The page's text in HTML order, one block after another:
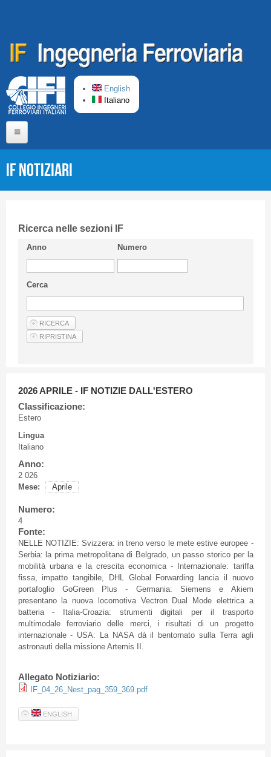
English
Italiano
CIFI in breve
Linee Guida
Privacy Policy
Articoli
IF Notiziari
Ricerca nelle sezioni IF
Anno Numero
Cerca
2026 APRILE - IF NOTIZIE DALL'ESTERO
Classificazione:
Estero
Lingua
Italiano
Anno:
2 026
Mese:
Aprile
Numero:
4
Fonte:
NELLE NOTIZIE: Svizzera: in treno verso le mete estive europee -
Serbia: la prima metropolitana di Belgrado, un passo storico per la
mobilità urbana e la crescita economica - Internazionale: tariffa
fissa, impatto tangibile, DHL Global Forwarding lancia il nuovo
portafoglio GoGreen Plus - Germania: Siemens e Akiem
presentano la nuova locomotiva Vectron Dual Mode elettrica a
batteria - Italia-Croazia: strumenti digitali per il trasporto
multimodale ferroviario delle merci, i risultati di un progetto
internazionale - USA: La NASA dà il bentornato sulla Terra agli
astronauti della missione Artemis II.
Allegato Notiziario:
IF_04_26_Nest_pag_359_369.pdf
ENGLISH